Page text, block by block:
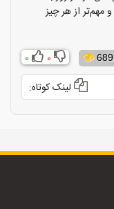
قرار دهد و مهم‌تر از هر چیز
689
0
0
لینک کوتاه: